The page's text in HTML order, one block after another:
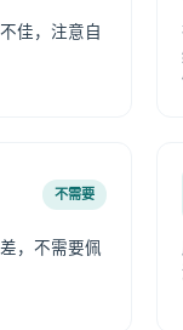
佳，注意自
不需要
，不需要佩